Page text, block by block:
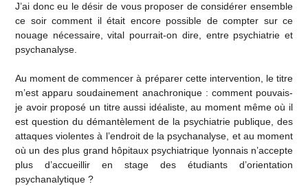
J’ai donc eu le désir de vous proposer de considérer ensemble
ce soir comment il était encore possible de compter sur ce
nouage nécessaire, vital pourrait-on dire, entre psychiatrie et
psychanalyse.
Au moment de commencer à préparer cette intervention, le titre
m’est apparu soudainement anachronique : comment pouvais-
je avoir proposé un titre aussi idéaliste, au moment même où il
est question du démantèlement de la psychiatrie publique, des
attaques violentes à l’endroit de la psychanalyse, et au moment
où un des plus grand hôpitaux psychiatrique lyonnais n’accepte
plus d’accueillir en stage des étudiants d’orientation
psychanalytique ?